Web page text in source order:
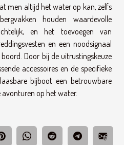
men altijd het water op kan, zelfs
houden waardevolle
en het toevoegen van
en een noodsignaal
Door bij de uitrustingskeuze
accessoires en de specifieke
bijboot een betrouwbare
op het water.